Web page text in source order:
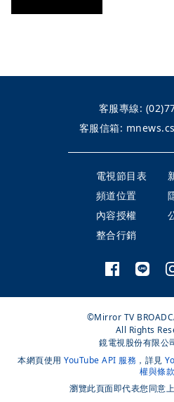
客服專線:
客服信箱:
電視節目表
頻道位置
內容授權
整合行銷
©Mirror TV
All Rights
鏡電視股份有限公
本網頁使用 YouTube API 服務 ，詳見
權與條款
瀏覽此頁面即代表您同意